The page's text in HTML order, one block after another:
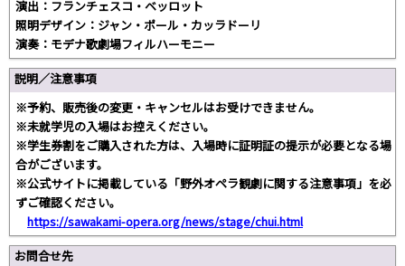
演出：フランチェスコ・ベッロット
照明デザイン：ジャン・ポール・カッラドーリ
演奏：モデナ歌劇場フィルハーモニー
説明／注意事項
※予約、販売後の変更・キャンセルはお受けできません。
※未就学児の入場はお控えください。
※学生券割をご購入された方は、入場時に証明証の提示が必要となる場
合がございます。
※公式サイトに掲載している「野外オペラ観劇に関する注意事項」を必
ずご確認ください。
https://sawakami-opera.org/news/stage/chui.html
お問合せ先